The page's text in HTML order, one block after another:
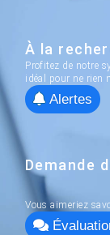
À la
Profitez de notre
idéal pour ne rien
Alertes
Demande
Vous aimeriez